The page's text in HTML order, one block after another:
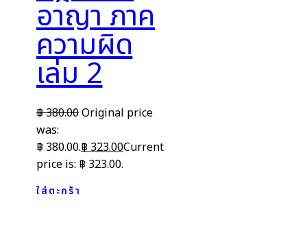
อาญา ภาค
ความผิด
เล่ม 2
฿380.00Original price
was:
฿ 380.00.฿323.00Current
price is: ฿ 323.00.
ใส่ตะกร้า